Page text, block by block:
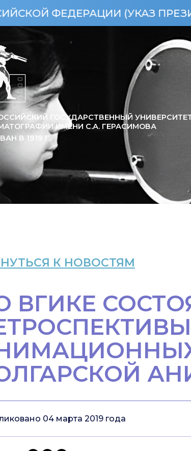
(УКАЗ ПРЕЗИДЕНТА
ГОСУДАРСТВЕННЫЙ
ИМЕНИ С.А. ГЕРАСИМОВА
В 1919 Г.
К НОВОСТЯМ
ВГИКЕ
04 марта 2019 года